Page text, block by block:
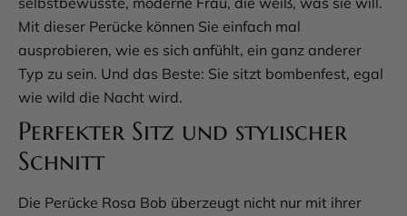
Mit dieser Perücke können Sie einfach mal
ausprobieren, wie es sich anfühlt, ein ganz anderer
Typ zu sein. Und das Beste: Sie sitzt bombenfest, egal
wie wild die Nacht wird.
Perfekter Sitz und stylischer
Schnitt
Die Perücke Rosa Bob überzeugt nicht nur mit ihrer